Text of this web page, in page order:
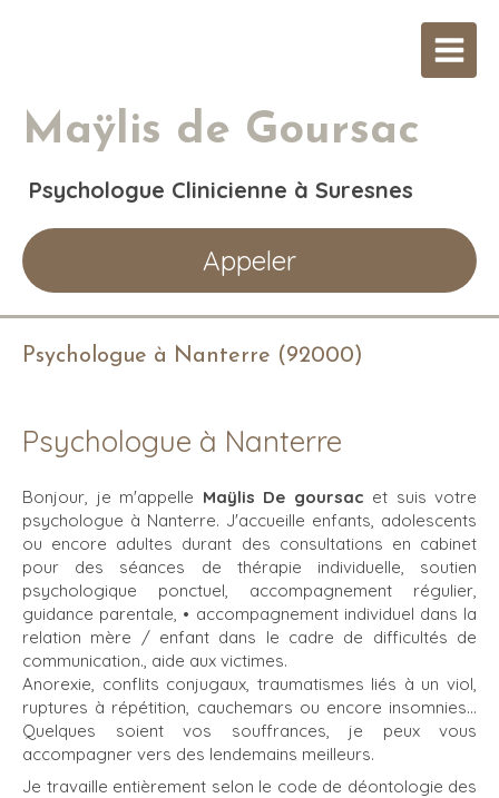
Maÿlis de Goursac
Psychologue Clinicienne à Suresnes
Appeler
Psychologue à Nanterre (92000)
Psychologue à Nanterre
Bonjour, je m'appelle Maÿlis De goursac et suis votre
psychologue à Nanterre. J'accueille enfants, adolescents
ou encore adultes durant des consultations en cabinet
pour des séances de thérapie individuelle, soutien
psychologique ponctuel, accompagnement régulier,
guidance parentale, • accompagnement individuel dans la
relation mère / enfant dans le cadre de difficultés de
communication., aide aux victimes.
Anorexie, conflits conjugaux, traumatismes liés à un viol,
ruptures à répétition, cauchemars ou encore insomnies...
Quelques soient vos souffrances, je peux vous
accompagner vers des lendemains meilleurs.
Je travaille entièrement selon le code de déontologie des